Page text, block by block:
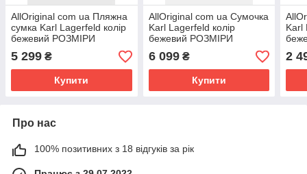
AllOriginal com ua Пляжна
сумка Karl Lagerfeld колір
бежевий РОЗМІРИ
ЗАПИТУЙТЕ
5 299 ₴
Купити
AllOriginal com ua Сумочка
Karl Lagerfeld колір
бежевий РОЗМІРИ
ЗАПИТУЙТЕ
6 099₴
Купити
Karl
2
Про нас
100% позитивних з 18 відгуків за рік